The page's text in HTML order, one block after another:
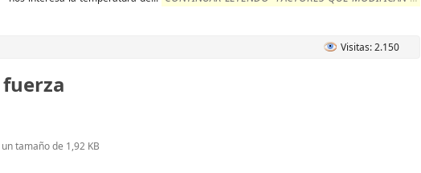
Visitas: 2.150
tamaño de 1,92 KB